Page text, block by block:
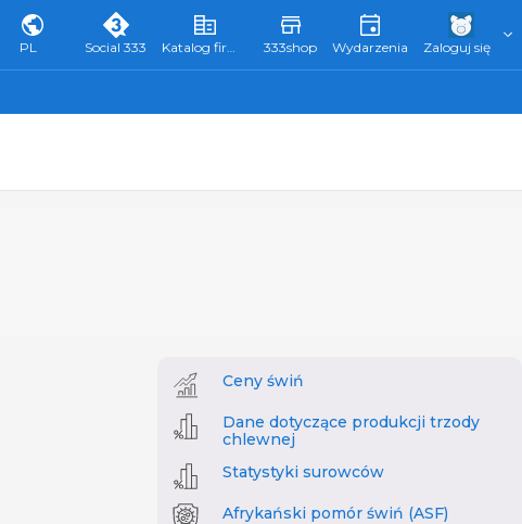
PL Social 333 Katalog firm 333 333shop Wydarzenia Zaloguj się
Ceny świń
Dane dotyczące produkcji trzody
chlewnej
Statystyki surowców
Afrykański pomór świń (ASF)